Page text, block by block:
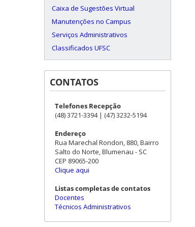
Caixa de Sugestões Virtual
Manutenções no Campus
Serviços Administrativos
Classificados UFSC
CONTATOS
Telefones Recepção
(48) 3721-3394 | (47) 3232-5194
Endereço
Rua Marechal Rondon, 880, Bairro
Salto do Norte, Blumenau - SC
CEP 89065-200
Clique aqui
Listas completas de contatos
Docentes
Técnicos Administrativos